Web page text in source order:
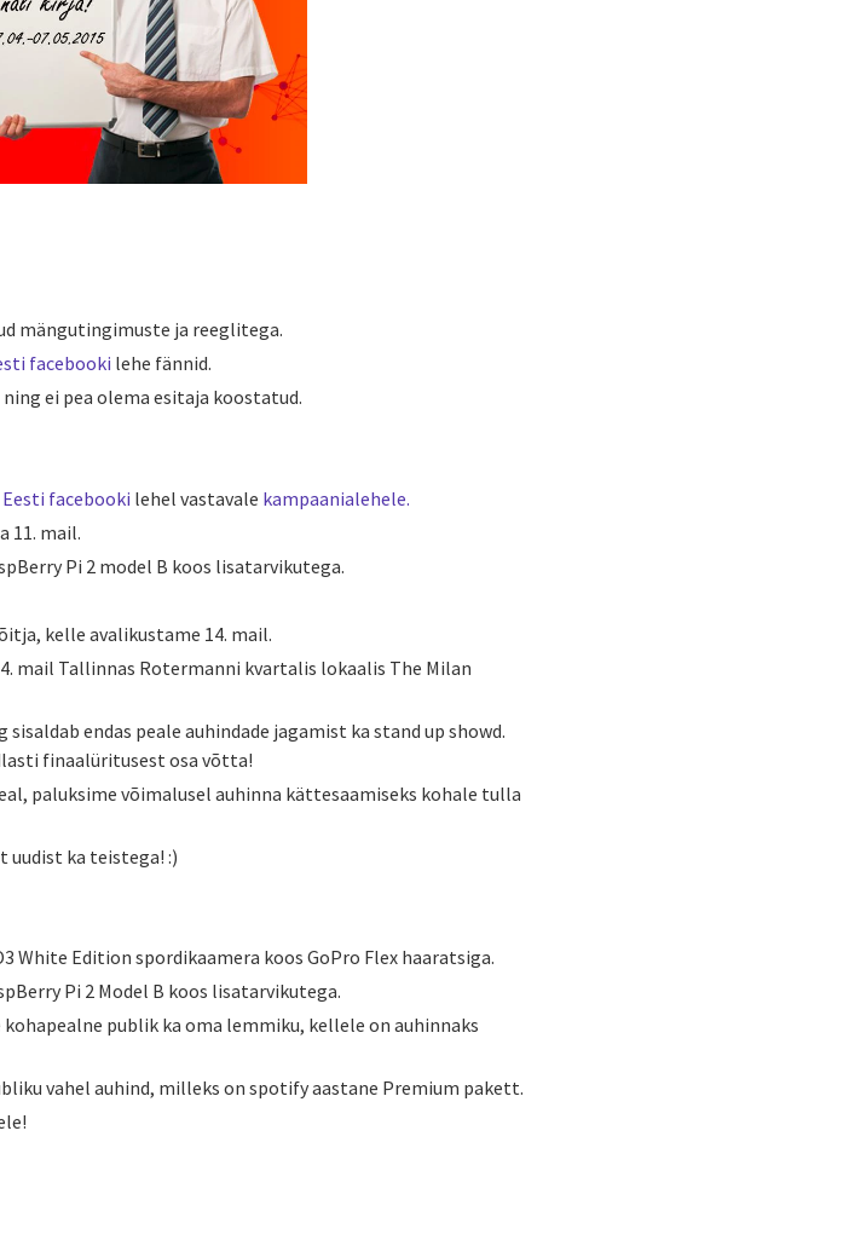
mängutingimuste ja reeglitega.
facebooki lehe fännid.
ei pea olema esitaja koostatud.
Eesti facebooki lehel vastavale kampaanialehele.
11. mail.
Pi 2 model B koos lisatarvikutega.
kelle avalikustame 14. mail.
mail Tallinnas Rotermanni kvartalis lokaalis The Milan
endas peale auhindade jagamist ka stand up showd.
finaalüritusest osa võtta!
paluksime võimalusel auhinna kättesaamiseks kohale tulla
uudist ka teistega! :)
White Edition spordikaamera koos GoPro Flex haaratsiga.
Pi 2 Model B koos lisatarvikutega.
publik ka oma lemmiku, kellele on auhinnaks
vahel auhind, milleks on spotify aastane Premium pakett.